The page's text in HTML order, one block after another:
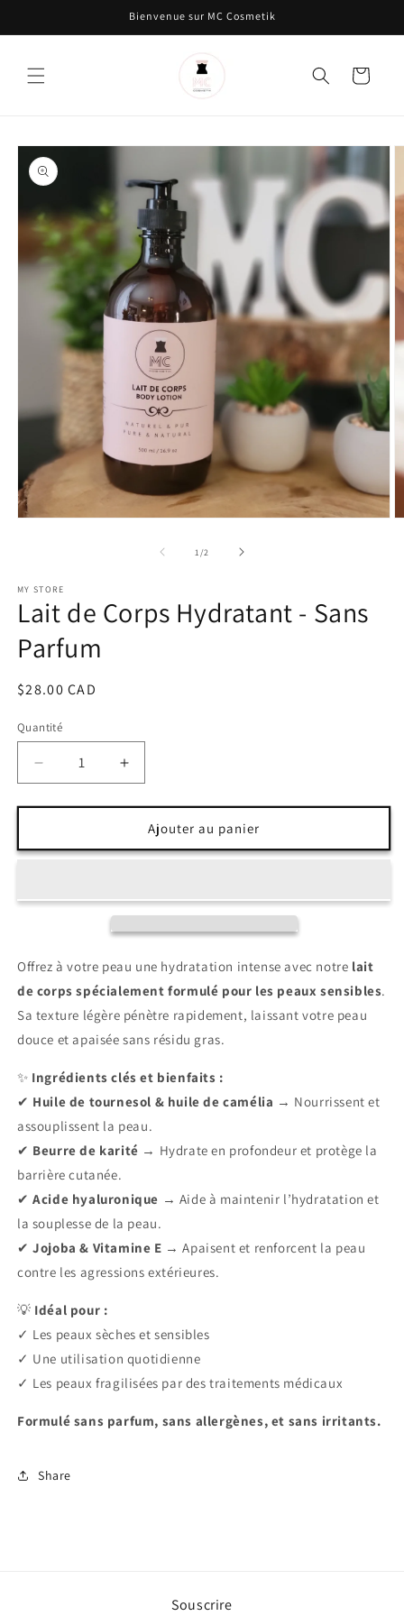
Bienvenue sur MC Cosmetik
Panier
Passer aux
informations
produits
une
fenêtre
modale
1 /de2
MY STORE
Lait de Corps Hydratant - Sans
Parfum
Prix
$28.00 CAD
Quantité
Réduire
la
quantité
Lait
Hydratant
Parfum
Augmenter
la
quantité
Lait
Hydratant
Sans
Parfum
Ajouter au panier
Offrez à votre peau une hydratation intense avec notre lait
de corps spécialement formulé pour les peaux sensibles.
Sa texture légère pénètre rapidement, laissant votre peau
douce et apaisée sans résidu gras.
✨ Ingrédients clés et bienfaits :
✔ Huile de tournesol & huile de camélia → Nourrissent et
assouplissent la peau.
✔ Beurre de karité → Hydrate en profondeur et protège la
barrière cutanée.
✔Acide hyaluronique → Aide à maintenir l’hydratation et
la souplesse de la peau.
✔Jojoba & Vitamine E → Apaisent et renforcent la peau
contre les agressions extérieures.
💡 Idéal pour :
✓ Les peaux sèches et sensibles
✓ Une utilisation quotidienne
✓ Les peaux fragilisées par des traitements médicaux
Formulé sans parfum, sans allergènes, et sans irritants.
Share
Souscrire